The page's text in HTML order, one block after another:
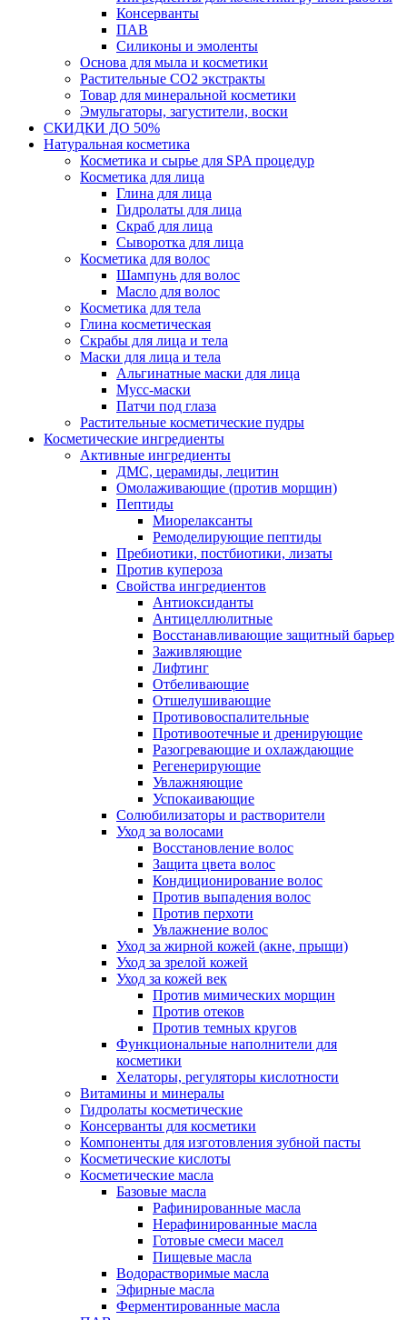
Консерванты
ПАВ
Силиконы и эмоленты
Основа для мыла и косметики
Растительные СО2 экстракты
Товар для минеральной косметики
Эмульгаторы, загустители, воски
СКИДКИ ДО 50%
Натуральная косметика
Косметика и сырье для SPA процедур
Косметика для лица
Глина для лица
Гидролаты для лица
Скраб для лица
Сыворотка для лица
Косметика для волос
Шампунь для волос
Масло для волос
Косметика для тела
Глина косметическая
Скрабы для лица и тела
Маски для лица и тела
Альгинатные маски для лица
Мусс-маски
Патчи под глаза
Растительные косметические пудры
Косметические ингредиенты
Активные ингредиенты
ДМС, церамиды, лецитин
Омолаживающие (против морщин)
Пептиды
Миорелаксанты
Ремоделирующие пептиды
Пребиотики, постбиотики, лизаты
Против купероза
Свойства ингредиентов
Антиоксиданты
Антицеллюлитные
Восстанавливающие защитный барьер
Заживляющие
Лифтинг
Отбеливающие
Отшелушивающие
Противовоспалительные
Противоотечные и дренирующие
Разогревающие и охлаждающие
Регенерирующие
Увлажняющие
Успокаивающие
Солюбилизаторы и растворители
Уход за волосами
Восстановление волос
Защита цвета волос
Кондиционирование волос
Против выпадения волос
Против перхоти
Увлажнение волос
Уход за жирной кожей (акне, прыщи)
Уход за зрелой кожей
Уход за кожей век
Против мимических морщин
Против отеков
Против темных кругов
Функциональные наполнители для
косметики
Хелаторы, регуляторы кислотности
Витамины и минералы
Гидролаты косметические
Консерванты для косметики
Компоненты для изготовления зубной пасты
Косметические кислоты
Косметические масла
Базовые масла
Рафинированные масла
Нерафинированные масла
Готовые смеси масел
Пищевые масла
Водорастворимые масла
Эфирные масла
Ферментированные масла